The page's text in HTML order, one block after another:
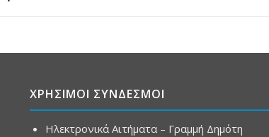
ΧΡΗΣΙΜΟΙ ΣΥΝΔΕΣΜΟΙ
Ηλεκτρονικά Αιτήματα – Γραμμή Δημότη